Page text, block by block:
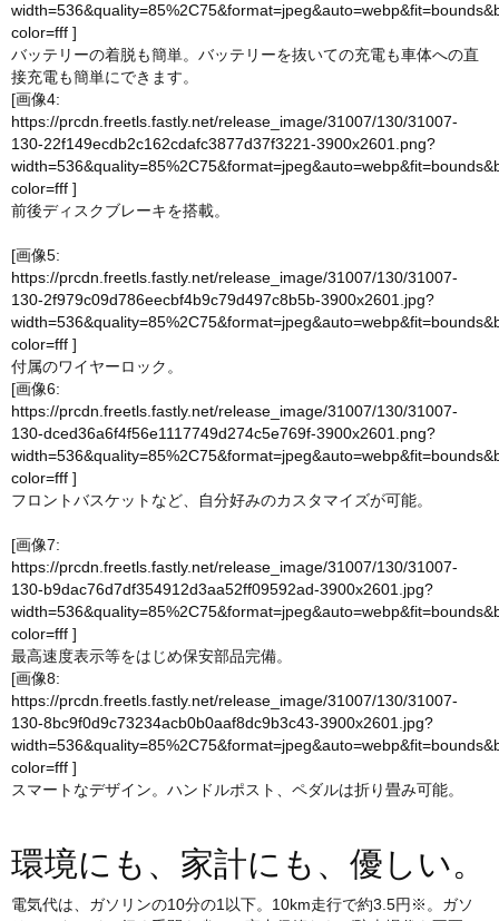
color=fff ]
バッテリーの着脱も簡単。バッテリーを抜いての充電も車体への直
接充電も簡単にできます。
[画像4:
https://prcdn.freetls.fastly.net/release_image/31007/130/31007-
130-22f149ecdb2c162cdafc3877d37f3221-3900x2601.png?
color=fff ]
前後ディスクブレーキを搭載。
[画像5:
https://prcdn.freetls.fastly.net/release_image/31007/130/31007-
130-2f979c09d786eecbf4b9c79d497c8b5b-3900x2601.jpg?
color=fff ]
付属のワイヤーロック。
[画像6:
https://prcdn.freetls.fastly.net/release_image/31007/130/31007-
130-dced36a6f4f56e1117749d274c5e769f-3900x2601.png?
color=fff ]
フロントバスケットなど、自分好みのカスタマイズが可能。
[画像7:
https://prcdn.freetls.fastly.net/release_image/31007/130/31007-
130-b9dac76d7df354912d3aa52ff09592ad-3900x2601.jpg?
color=fff ]
最高速度表示等をはじめ保安部品完備。
[画像8:
https://prcdn.freetls.fastly.net/release_image/31007/130/31007-
130-8bc9f0d9c73234acb0b0aaf8dc9b3c43-3900x2601.jpg?
color=fff ]
スマートなデザイン。ハンドルポスト、ペダルは折り畳み可能。
環境にも、家計にも、優しい。
電気代は、ガソリンの10分の1以下。10km走行で約3.5円※。ガソ